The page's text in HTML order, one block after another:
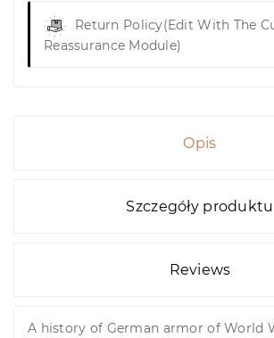
Return Policy(edit With The
Reassurance Module)
Opis
Szczegóły produktu
Reviews
A history of German armor of World